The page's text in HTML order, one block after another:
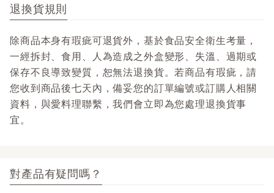
退換貨規則
除商品本身有瑕疵可退貨外，基於食品安全衛生考量，
一經拆封、食用、人為造成之外盒變形、失溫、過期或
保存不良導致變質，恕無法退換貨。若商品有瑕疵，請
您收到商品後七天內，備妥您的訂單編號或訂購人相關
資料，與愛料理聯繫，我們會立即為您處理退換貨事
宜。
對產品有疑問嗎？